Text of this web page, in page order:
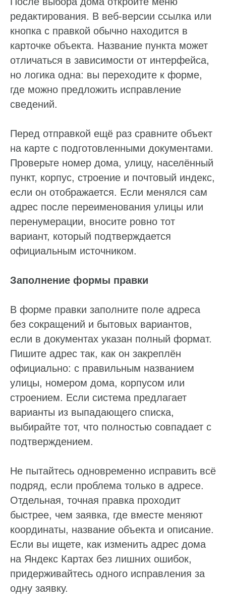
редактирования. В веб-версии ссылка или
кнопка с правкой обычно находится в
карточке объекта. Название пункта может
отличаться в зависимости от интерфейса,
но логика одна: вы переходите к форме,
где можно предложить исправление
сведений.
Перед отправкой ещё раз сравните объект
на карте с подготовленными документами.
Проверьте номер дома, улицу, населённый
пункт, корпус, строение и почтовый индекс,
если он отображается. Если менялся сам
адрес после переименования улицы или
перенумерации, вносите ровно тот
вариант, который подтверждается
официальным источником.
Заполнение формы правки
В форме правки заполните поле адреса
без сокращений и бытовых вариантов,
если в документах указан полный формат.
Пишите адрес так, как он закреплён
официально: с правильным названием
улицы, номером дома, корпусом или
строением. Если система предлагает
варианты из выпадающего списка,
выбирайте тот, что полностью совпадает с
подтверждением.
Не пытайтесь одновременно исправить всё
подряд, если проблема только в адресе.
Отдельная, точная правка проходит
быстрее, чем заявка, где вместе меняют
координаты, название объекта и описание.
Если вы ищете, как изменить адрес дома
на Яндекс Картах без лишних ошибок,
придерживайтесь одного исправления за
одну заявку.